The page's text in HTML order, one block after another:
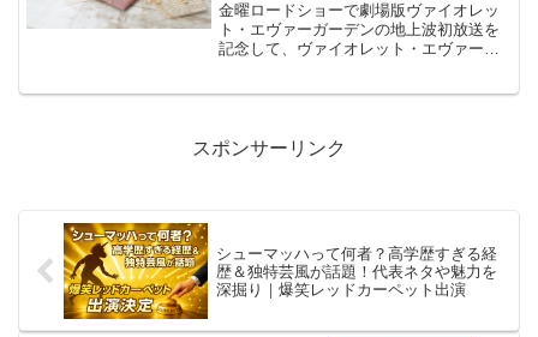
金曜ロードショーで劇場版ヴァイオレッ
ト・エヴァーガーデンの地上波初放送を
記念して、ヴァイオレット・エヴァーガ
スポンサーリンク
シューマッハって何者？高学歴すぎる経
歴＆独特芸風が話題！代表ネタや魅力を
深掘り｜爆笑レッドカーペット出演